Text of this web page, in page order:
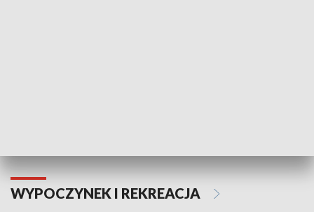
WYPOCZYNEK I REKREACJA